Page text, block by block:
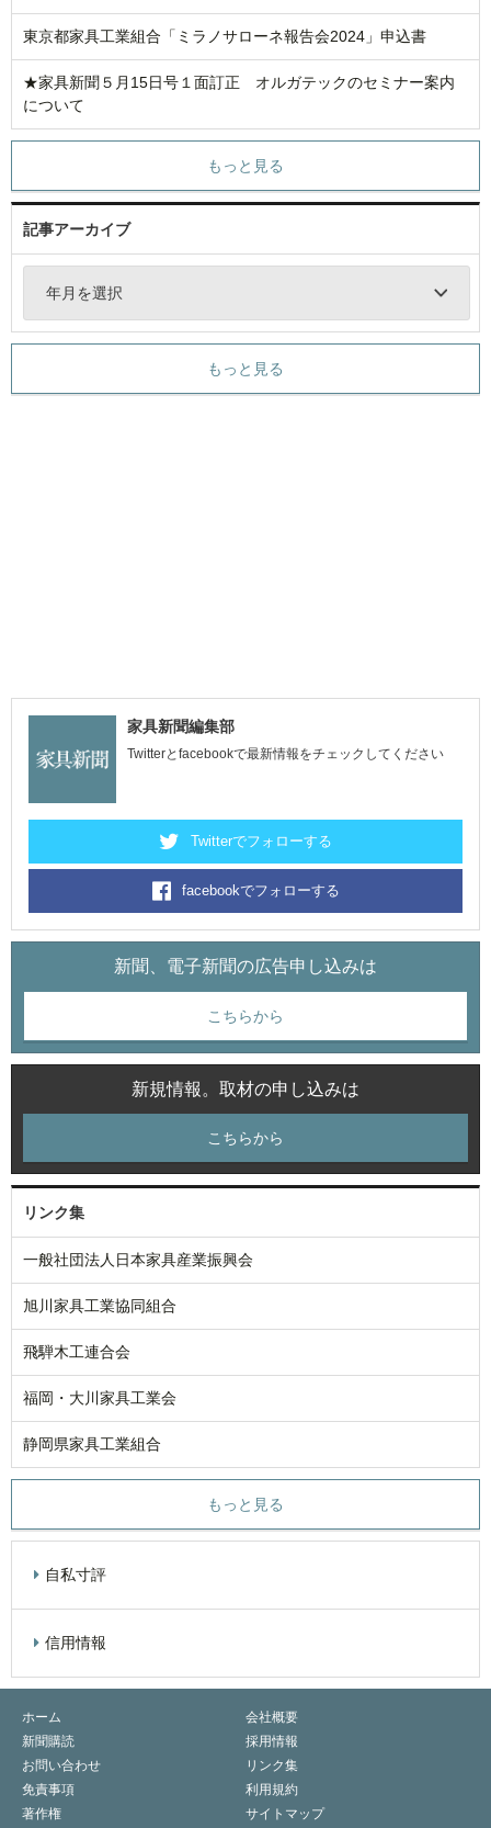
東京都家具工業組合「ミラノサローネ報告会2024」申込書
★家具新聞５月15日号１面訂正 オルガテックのセミナー案内
について
もっと見る
記事アーカイブ
年月を選択
もっと見る
家具新聞編集部
Twitterとfacebookで最新情報をチェックしてください
Twitterでフォローする
facebookでフォローする
新聞、電子新聞の広告申し込みは
こちらから
新規情報。取材の申し込みは
こちらから
リンク集
一般社団法人日本家具産業振興会
旭川家具工業協同組合
飛騨木工連合会
福岡・大川家具工業会
静岡県家具工業組合
もっと見る
自私寸評
信用情報
ホーム
会社概要
新聞購読
採用情報
お問い合わせ
リンク集
免責事項
利用規約
著作権
サイトマップ